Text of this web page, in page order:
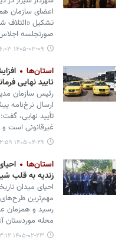
اعضای سازمان
تشکیل «ائتلاف
صورتجلسه
۱۴۰۵-۰۳-۰۹ ۱۶:۰۳
استان‌ها
تایید نهایی
رئیس سازمان
ارسال نرخ‌نامه
تأیید نهایی،
غیرقانونی است
۱۴۰۵-۰۲-۲۹ ۲۲:۵۹
استان‌ها
زندیه به قلب
احیای میدان
مهم‌ترین طرح‌های
رسید و همزمان
محله موردستان
۱۴۰۵-۰۲-۲۳ ۱۳:۱۲